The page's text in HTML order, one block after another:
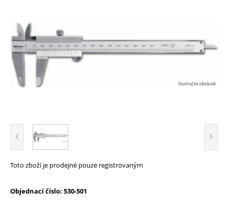
Toto zboží je prodejné pouze registrovaným
Objednací číslo: 530-501